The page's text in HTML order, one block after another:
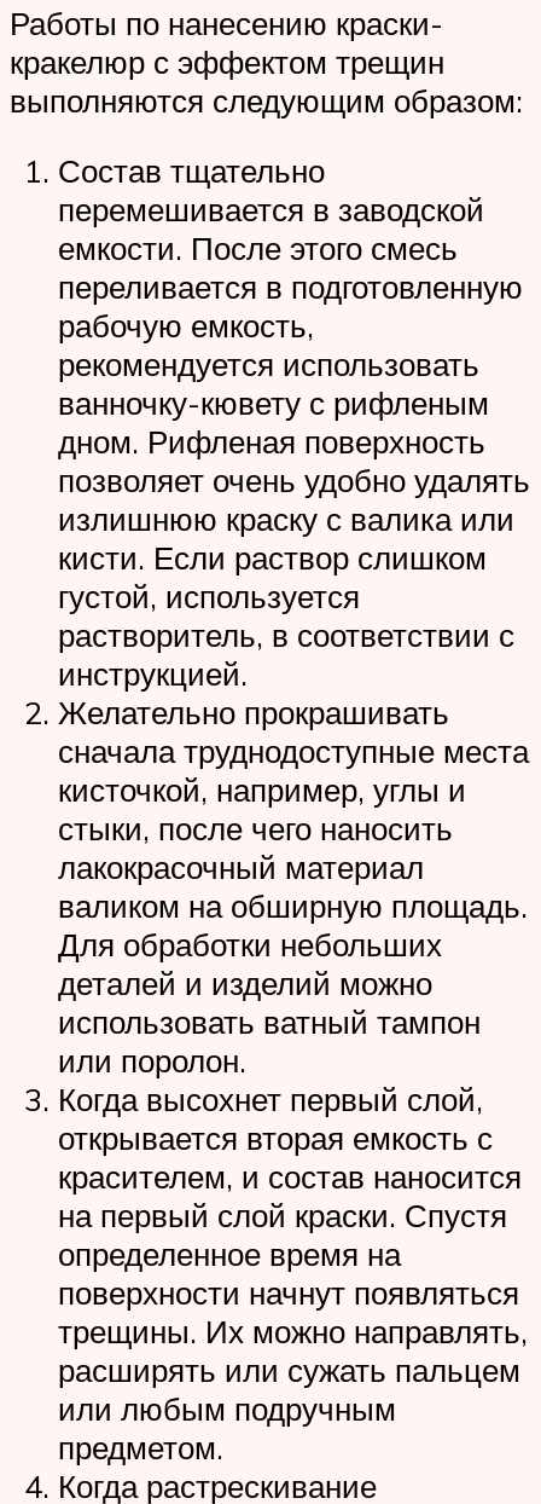
Работы по нанесению краски-
кракелюр с эффектом трещин
выполняются следующим образом:
Состав тщательно
перемешивается в заводской
емкости. После этого смесь
переливается в подготовленную
рабочую емкость,
рекомендуется использовать
ванночку-кювету с рифленым
дном. Рифленая поверхность
позволяет очень удобно удалять
излишнюю краску с валика или
кисти. Если раствор слишком
густой, используется
растворитель, в соответствии с
инструкцией.
Желательно прокрашивать
сначала труднодоступные места
кисточкой, например, углы и
стыки, после чего наносить
лакокрасочный материал
валиком на обширную площадь.
Для обработки небольших
деталей и изделий можно
использовать ватный тампон
или поролон.
Когда высохнет первый слой,
открывается вторая емкость с
красителем, и состав наносится
на первый слой краски. Спустя
определенное время на
поверхности начнут появляться
трещины. Их можно направлять,
расширять или сужать пальцем
или любым подручным
предметом.
Когда растрескивание